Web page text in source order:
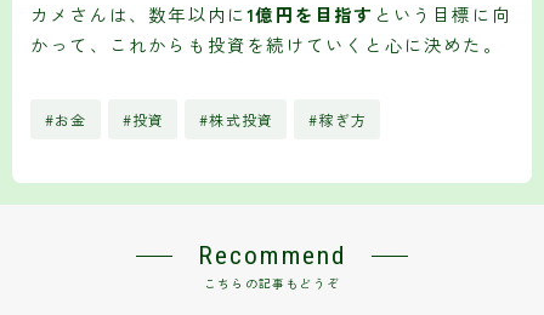
カメさんは、数年以内に1億円を目指す という目標に向
かって、これからも投資を続けていくと心に決めた。
#お金 #投資 #株式投資 #稼ぎ方
Recommend
こちらの記事もどうぞ